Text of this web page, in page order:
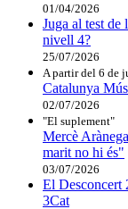
01/04/2026
Juga al test de
nivell 4?
25/07/2026
A partir del 6 de
Catalunya
02/07/2026
"El suplement"
Mercè
marit no hi és"
03/07/2026
El Desconcert
3Cat